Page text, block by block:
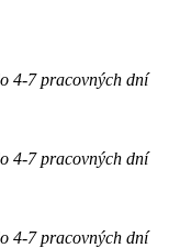
4-7 pracovných dní
4-7 pracovných dní
4-7 pracovných dní